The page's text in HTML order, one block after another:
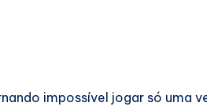
impossível jogar só uma